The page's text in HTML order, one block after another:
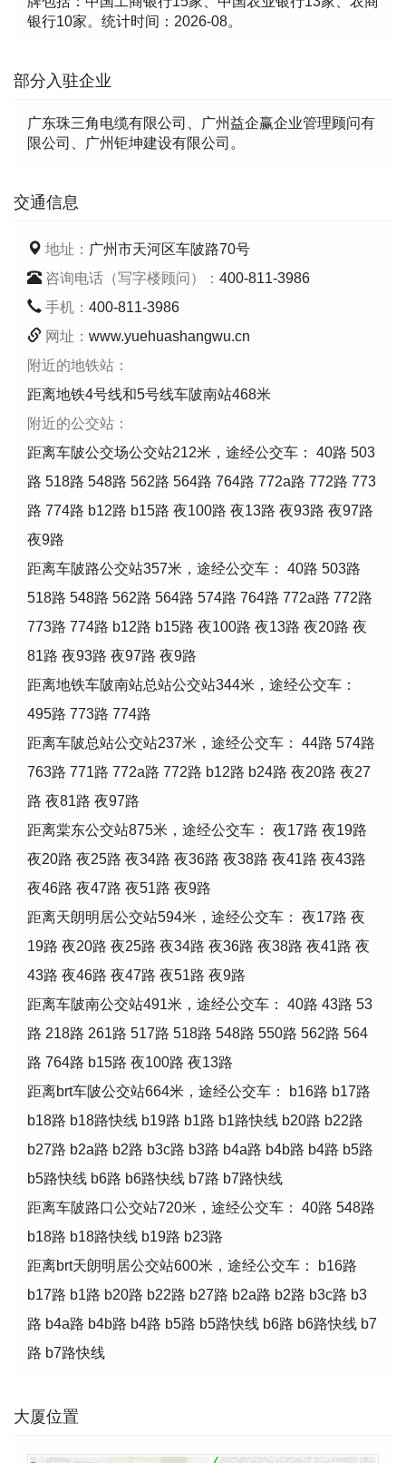
银行10家。统计时间：2026-08。
部分入驻企业
广东珠三角电缆有限公司、广州益企赢企业管理顾问有
限公司、广州钜坤建设有限公司。
交通信息
地址： 广州市天河区车陂路70号
咨询电话（写字楼顾问）： 400-811-3986
手机： 400-811-3986
网址： www.yuehuashangwu.cn
附近的地铁站：
距离地铁4号线和5号线车陂南站468米
附近的公交站：
距离车陂公交场公交站212米，途经公交车： 40路 503
路 518路 548路 562路 564路 764路 772a路 772路 773
路 774路 b12路 b15路 夜100路 夜13路 夜93路 夜97路
夜9路
距离车陂路公交站357米，途经公交车： 40路 503路
518路 548路 562路 564路 574路 764路 772a路 772路
773路 774路 b12路 b15路 夜100路 夜13路 夜20路 夜
81路 夜93路 夜97路 夜9路
距离地铁车陂南站总站公交站344米，途经公交车：
495路 773路 774路
距离车陂总站公交站237米，途经公交车： 44路 574路
763路 771路 772a路 772路 b12路 b24路 夜20路 夜27
路 夜81路 夜97路
距离棠东公交站875米，途经公交车： 夜17路 夜19路
夜20路 夜25路 夜34路 夜36路 夜38路 夜41路 夜43路
夜46路 夜47路 夜51路 夜9路
距离天朗明居公交站594米，途经公交车： 夜17路 夜
19路 夜20路 夜25路 夜34路 夜36路 夜38路 夜41路 夜
43路 夜46路 夜47路 夜51路 夜9路
距离车陂南公交站491米，途经公交车： 40路 43路 53
路 218路 261路 517路 518路 548路 550路 562路 564
路 764路 b15路 夜100路 夜13路
距离brt车陂公交站664米，途经公交车： b16路 b17路
b18路 b18路快线 b19路 b1路 b1路快线 b20路 b22路
b27路 b2a路 b2路 b3c路 b3路 b4a路 b4b路 b4路 b5路
b5路快线 b6路 b6路快线 b7路 b7路快线
距离车陂路口公交站720米，途经公交车： 40路 548路
b18路 b18路快线 b19路 b23路
距离brt天朗明居公交站600米，途经公交车： b16路
b17路 b1路 b20路 b22路 b27路 b2a路 b2路 b3c路 b3
路 b4a路 b4b路 b4路 b5路 b5路快线 b6路 b6路快线 b7
路 b7路快线
大厦位置